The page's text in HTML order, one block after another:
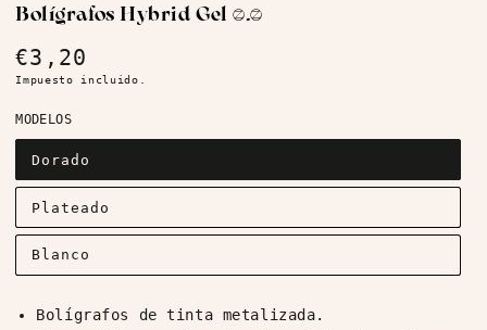
Bolígrafos Hybrid Gel 1.0
Precio
regular
€3,20
Impuesto incluido.
MODELOS
Dorado
Plateado
Blanco
Bolígrafos de tinta metalizada.